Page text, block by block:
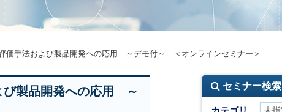
価手法および製品開発への応用 ～デモ付～ ＜オンラインセミナー＞
び製品開発への応用 ～
セミナー検索